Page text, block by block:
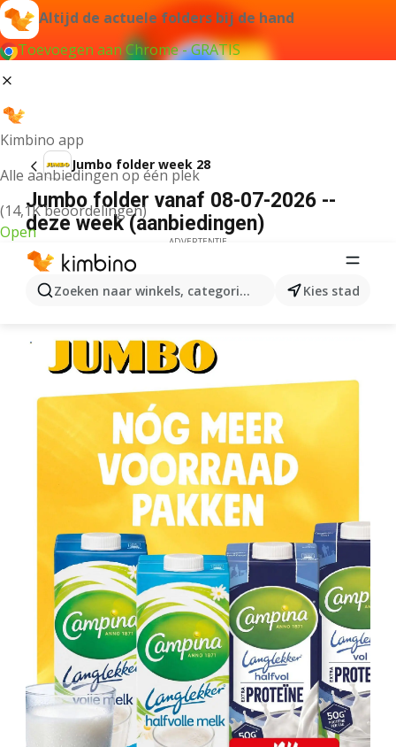
Altijd de actuele folders bij de hand
Toevoegen aan Chrome - GRATIS
Kimbino app
Alle aanbiedingen op één plek
(14,1K beoordelingen)
Open
Zoeken naar winkels, categorieën, producten...
Kies stad
Jumbo folder week 28
Jumbo folder vanaf 08-07-2026 --
deze week (aanbiedingen)
ADVERTENTIE